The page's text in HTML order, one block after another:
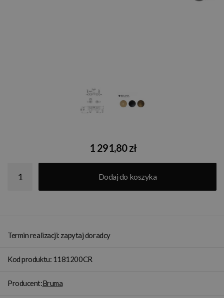
1 291,80 zł
Dodaj do koszyka
Termin realizacji: zapytaj doradcy
Kod produktu: 1181200CR
Producent:Bruma